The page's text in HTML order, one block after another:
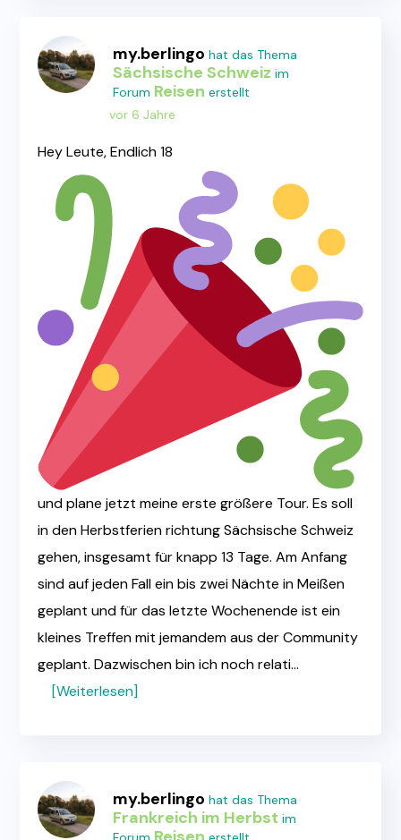
my.berlingo hat das Thema
Sächsische Schweiz im
Forum Reisen erstellt
vor 6 Jahre
Hey Leute, Endlich 18
und plane jetzt meine erste größere Tour. Es soll
in den Herbstferien richtung Sächsische Schweiz
gehen, insgesamt für knapp 13 Tage. Am Anfang
sind auf jeden Fall ein bis zwei Nächte in Meißen
geplant und für das letzte Wochenende ist ein
kleines Treffen mit jemandem aus der Community
geplant. Dazwischen bin ich noch relati…
[Weiterlesen]
my.berlingo hat das Thema
Frankreich im Herbst im